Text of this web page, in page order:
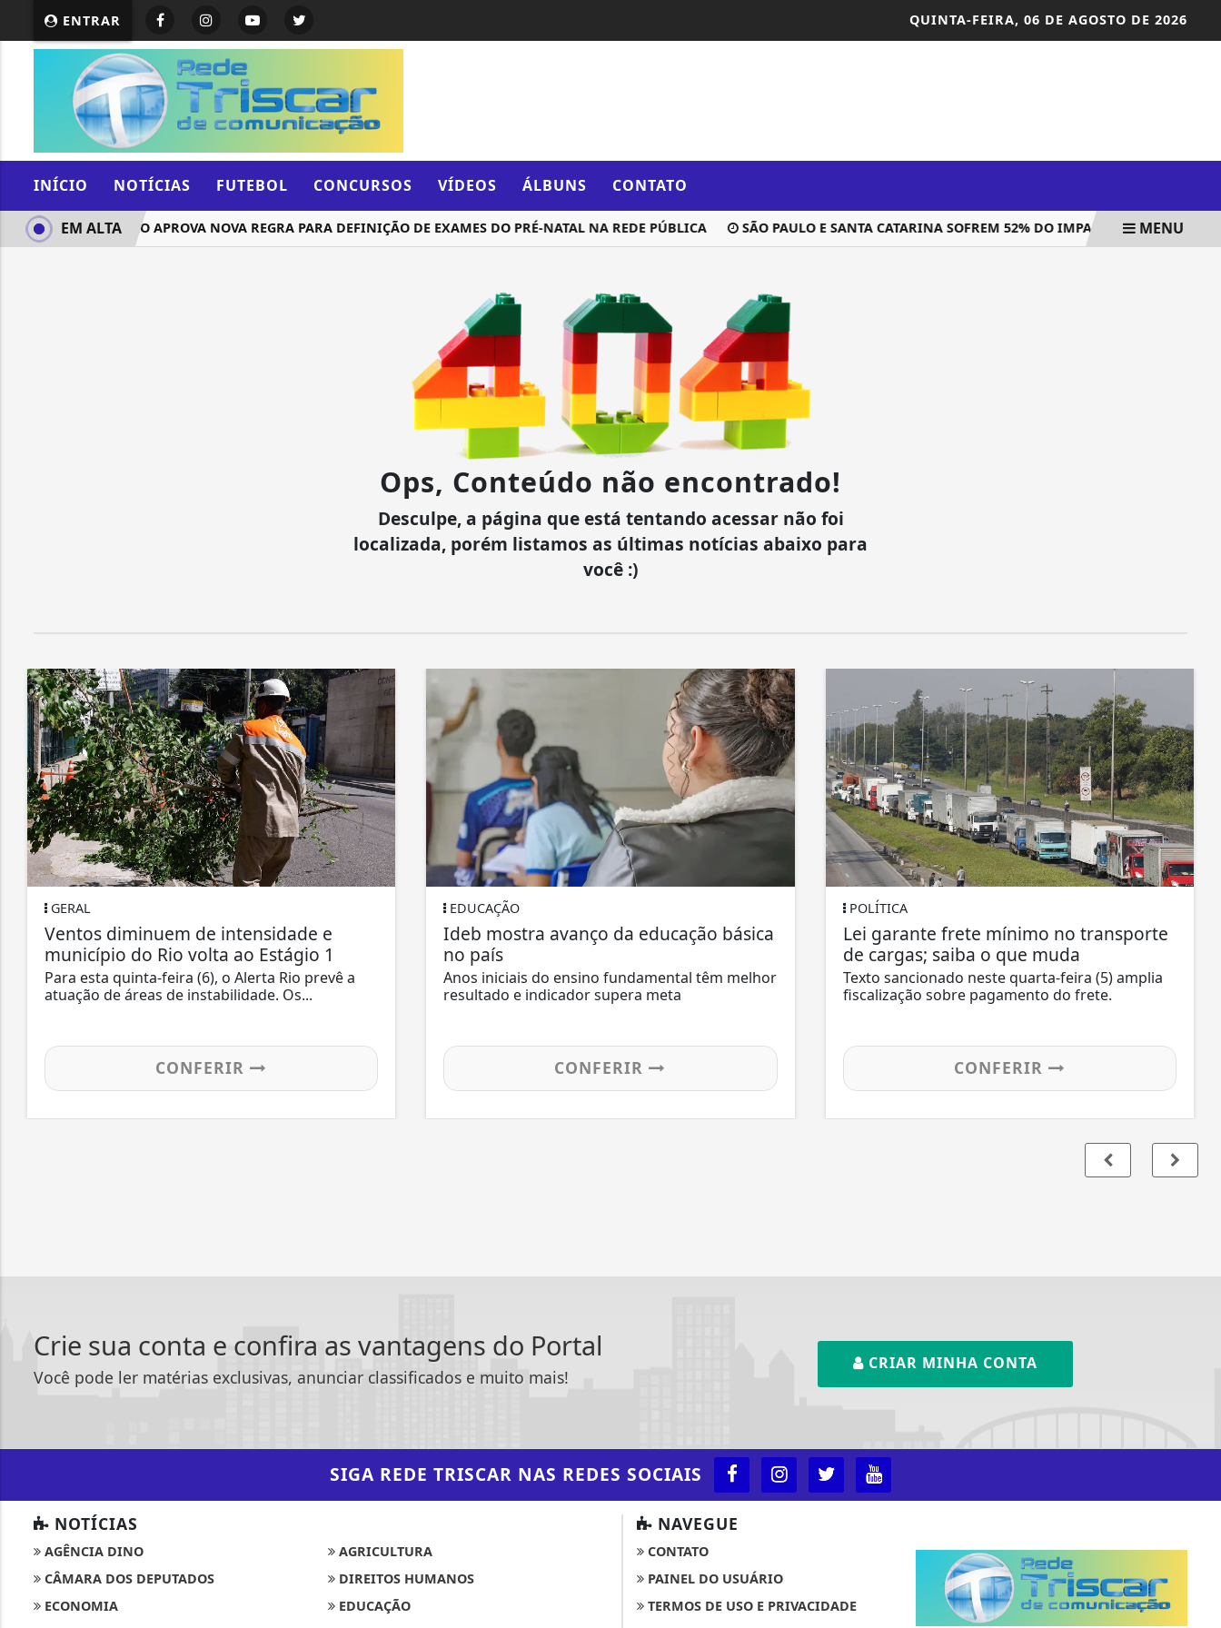
ENTRAR QUINTA-FEIRA, 06 DE AGOSTO DE 2026
INÍCIO NOTÍCIAS FUTEBOL CONCURSOS VÍDEOS ÁLBUNS CONTATO
COMISSÃO APROVA NOVA REGRA PARA DEFINIÇÃO DE EXAMES DO PRÉ-NATAL NA REDE PÚBLICA SÃO PAULO E SANTA CATARINA SOFREM 52% DO IMPACTO DO TARIFAÇO
EM ALTA MENU
Ops, Conteúdo não encontrado!
Desculpe, a página que está tentando acessar não foi
localizada, porém listamos as últimas notícias abaixo para
você :)
GERAL
Ventos diminuem de intensidade e
município do Rio volta ao Estágio 1
Para esta quinta-feira (6), o Alerta Rio prevê a
atuação de áreas de instabilidade. Os...
CONFERIR
EDUCAÇÃO
Ideb mostra avanço da educação básica
no país
Anos iniciais do ensino fundamental têm melhor
resultado e indicador supera meta
CONFERIR
POLÍTICA
Lei garante frete mínimo no transporte
de cargas; saiba o que muda
Texto sancionado neste quarta-feira (5) amplia
fiscalização sobre pagamento do frete.
CONFERIR
Crie sua conta e confira as vantagens do Portal
Você pode ler matérias exclusivas, anunciar classificados e muito mais!
CRIAR MINHA CONTA
SIGA REDE TRISCAR NAS REDES SOCIAIS
NOTÍCIAS
AGÊNCIA DINO
AGRICULTURA
CÂMARA DOS DEPUTADOS
DIREITOS HUMANOS
ECONOMIA
EDUCAÇÃO
NAVEGUE
CONTATO
PAINEL DO USUÁRIO
TERMOS DE USO E PRIVACIDADE